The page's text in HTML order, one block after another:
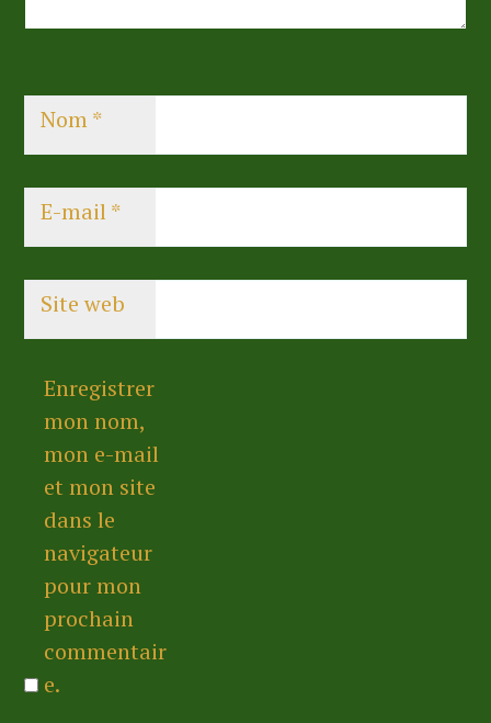
Nom*
E-mail *
Site web
Enregistrer
mon nom,
mon e-mail
et mon site
dans le
navigateur
pour mon
prochain
commentair
e.